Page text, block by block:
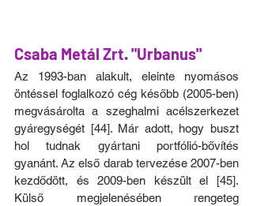
Csaba Metál Zrt. "Urbanus"
Az 1993-ban alakult, eleinte nyomásos
öntéssel foglalkozó cég később (2005-ben)
megvásárolta a szeghalmi acélszerkezet
gyáregységét [44]. Már adott, hogy buszt
hol tudnak gyártani portfólió-bővítés
gyanánt. Az első darab tervezése 2007-ben
kezdődött, és 2009-ben készült el [45].
Külső megjelenésében rengeteg